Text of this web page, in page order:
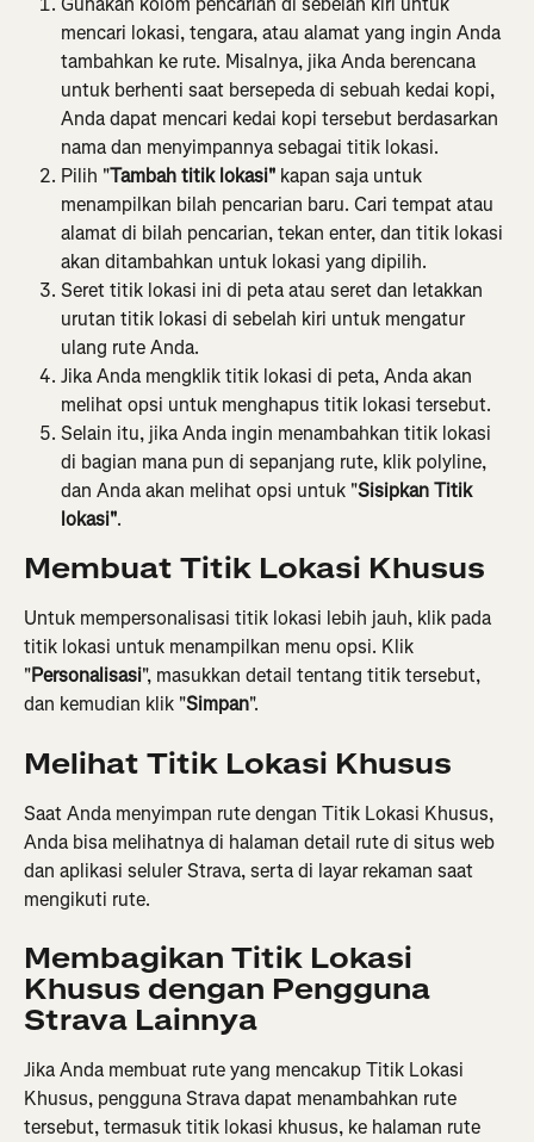
mencari lokasi, tengara, atau alamat yang ingin Anda
tambahkan ke rute. Misalnya, jika Anda berencana
untuk berhenti saat bersepeda di sebuah kedai kopi,
Anda dapat mencari kedai kopi tersebut berdasarkan
nama dan menyimpannya sebagai titik lokasi.
Pilih "Tambah titik lokasi" kapan saja untuk
menampilkan bilah pencarian baru. Cari tempat atau
alamat di bilah pencarian, tekan enter, dan titik lokasi
akan ditambahkan untuk lokasi yang dipilih.
Seret titik lokasi ini di peta atau seret dan letakkan
urutan titik lokasi di sebelah kiri untuk mengatur
ulang rute Anda.
Jika Anda mengklik titik lokasi di peta, Anda akan
melihat opsi untuk menghapus titik lokasi tersebut.
Selain itu, jika Anda ingin menambahkan titik lokasi
di bagian mana pun di sepanjang rute, klik polyline,
dan Anda akan melihat opsi untuk "Sisipkan Titik
lokasi".
Membuat Titik Lokasi Khusus
Untuk mempersonalisasi titik lokasi lebih jauh, klik pada
titik lokasi untuk menampilkan menu opsi. Klik
"Personalisasi", masukkan detail tentang titik tersebut,
dan kemudian klik "Simpan".
Melihat Titik Lokasi Khusus
Saat Anda menyimpan rute dengan Titik Lokasi Khusus,
Anda bisa melihatnya di halaman detail rute di situs web
dan aplikasi seluler Strava, serta di layar rekaman saat
mengikuti rute.
Membagikan Titik Lokasi
Khusus dengan Pengguna
Strava Lainnya
Jika Anda membuat rute yang mencakup Titik Lokasi
Khusus, pengguna Strava dapat menambahkan rute
tersebut, termasuk titik lokasi khusus, ke halaman rute